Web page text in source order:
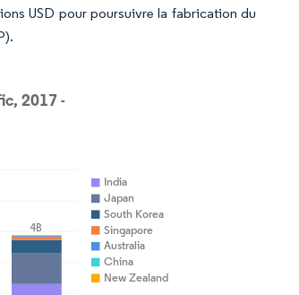
USD pour poursuivre la fabrication du